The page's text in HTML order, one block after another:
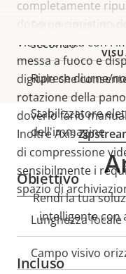
completamente
dopo un ripristino
Viene fornita con
messa a fuoco e
digitale che
rotazione della
doverlo farlo
Inoltre Axis
di compressione
sensibilmente i
spazio di
della
secondo
Riprese diurne/
Stabilizzatore
dell'immagine
Obiettivo
Descrizione
della
proprietà
Lunghezza focale
Campo visivo
Rendi la tua
intelligente con
Incluso